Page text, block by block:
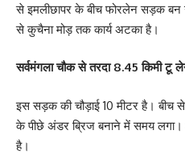
से इमलीछापर के बीच फोरलेन सड़क बन
से कुचैना मोड़ तक कार्य अटका है।
सर्वमंगला चौक से तरदा 8.45 किमी टू
इस सड़क की चौड़ाई 10 मीटर है। बीच
के पीछे अंडर ब्रिज बनाने में समय
है।